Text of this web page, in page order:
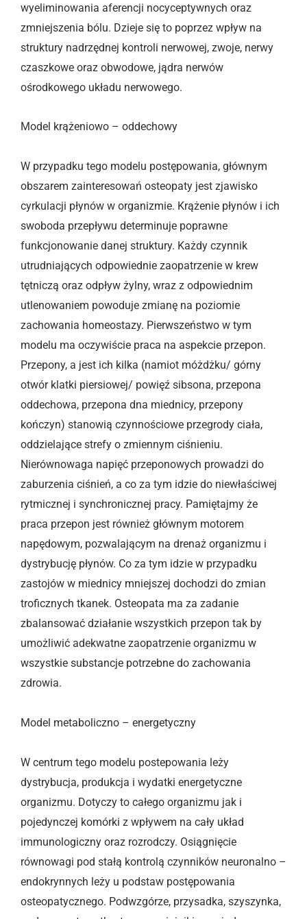
wyeliminowania aferencji nocyceptywnych oraz
zmniejszenia bólu. Dzieje się to poprzez wpływ na
struktury nadrzędnej kontroli nerwowej, zwoje, nerwy
czaszkowe oraz obwodowe, jądra nerwów
ośrodkowego układu nerwowego.
Model krążeniowo – oddechowy
W przypadku tego modelu postępowania, głównym
obszarem zainteresowań osteopaty jest zjawisko
cyrkulacji płynów w organizmie. Krążenie płynów i ich
swoboda przepływu determinuje poprawne
funkcjonowanie danej struktury. Każdy czynnik
utrudniających odpowiednie zaopatrzenie w krew
tętniczą oraz odpływ żylny, wraz z odpowiednim
utlenowaniem powoduje zmianę na poziomie
zachowania homeostazy. Pierwszeństwo w tym
modelu ma oczywiście praca na aspekcie przepon.
Przepony, a jest ich kilka (namiot móżdżku/ górny
otwór klatki piersiowej/ powięź sibsona, przepona
oddechowa, przepona dna miednicy, przepony
kończyn) stanowią czynnościowe przegrody ciała,
oddzielające strefy o zmiennym ciśnieniu.
Nierównowaga napięć przeponowych prowadzi do
zaburzenia ciśnień, a co za tym idzie do niewłaściwej
rytmicznej i synchronicznej pracy. Pamiętajmy że
praca przepon jest również głównym motorem
napędowym, pozwalającym na drenaż organizmu i
dystrybucję płynów. Co za tym idzie w przypadku
zastojów w miednicy mniejszej dochodzi do zmian
troficznych tkanek. Osteopata ma za zadanie
zbalansować działanie wszystkich przepon tak by
umożliwić adekwatne zaopatrzenie organizmu w
wszystkie substancje potrzebne do zachowania
zdrowia.
Model metaboliczno – energetyczny
W centrum tego modelu postepowania leży
dystrybucja, produkcja i wydatki energetyczne
organizmu. Dotyczy to całego organizmu jak i
pojedynczej komórki z wpływem na cały układ
immunologiczny oraz rozrodczy. Osiągnięcie
równowagi pod stałą kontrolą czynników neuronalno –
endokrynnych leży u podstaw postępowania
osteopatycznego. Podwzgórze, przysadka, szyszynka,